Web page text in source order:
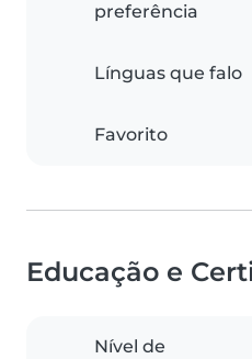
preferência
Línguas que falo
Favorito
Educação e
Nível de